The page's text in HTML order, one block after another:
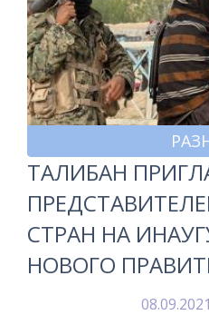
ТАЛИБАН
СТРАН НА
НОВОГО